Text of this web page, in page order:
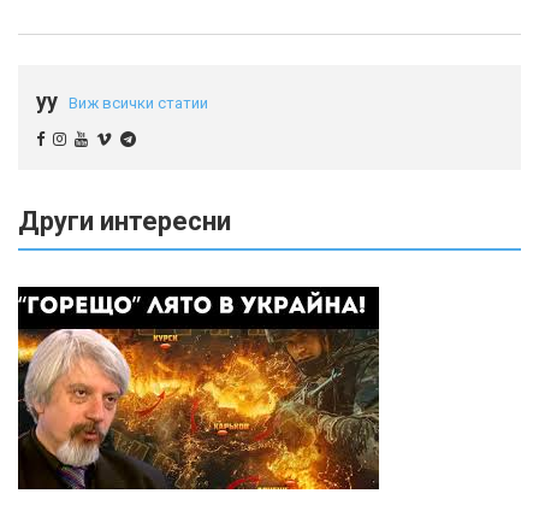
yy Виж всички статии
Други интересни